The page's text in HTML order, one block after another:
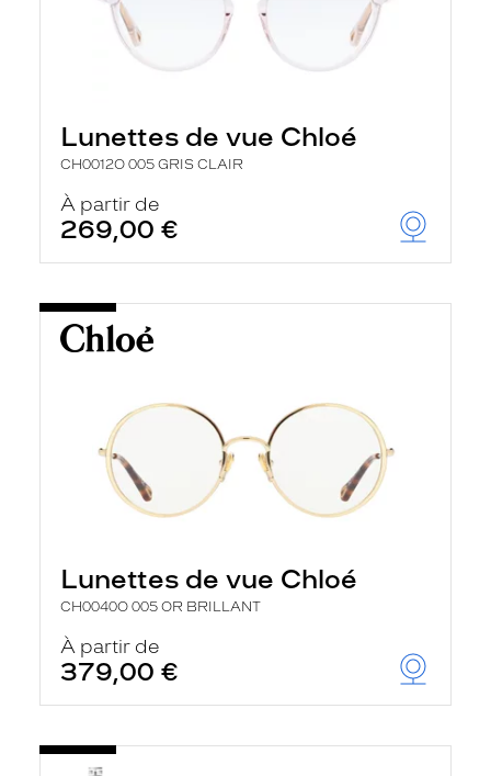
Lunettes de vue Chloé
CH0012O 005 GRIS CLAIR
À partir de
269,00 €
Lunettes de vue Chloé
CH0040O 005 OR BRILLANT
À partir de
379,00 €